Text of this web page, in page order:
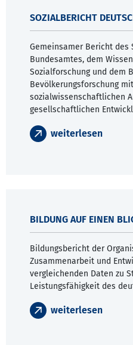
SOZIALBERICHT
Gemeinsamer Bericht des
Bundesamtes, dem
Sozialforschung und dem
Bevölkerungsforschung
sozialwissenschaftlichen
gesellschaftlichen
weiterlesen
BILDUNG AUF EINEN
Bildungsbericht der
Zusammenarbeit und
vergleichenden Daten zu
Leistungsfähigkeit des
weiterlesen